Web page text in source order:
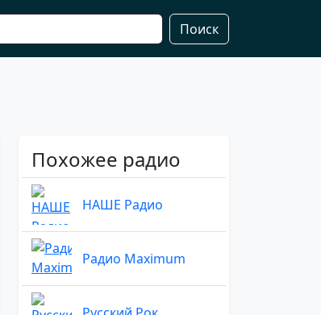
Поиск
Похожее радио
НАШЕ Радио
Радио Maximum